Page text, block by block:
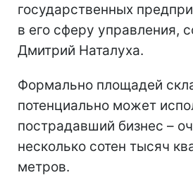
государственных
в его сферу управления,
Дмитрий Наталуха.
Формально площадей
потенциально может
пострадавший бизнес –
несколько сотен тысяч
метров.